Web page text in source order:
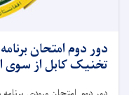
دور دوم امتحان
‌تخنیک کابل از سوی